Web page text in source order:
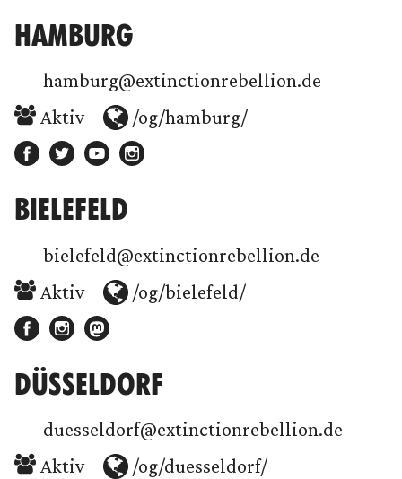
HAMBURG
hamburg@extinctionrebellion.de
Aktiv
/og/hamburg/
BIELEFELD
bielefeld@extinctionrebellion.de
Aktiv
/og/bielefeld/
DÜSSELDORF
duesseldorf@extinctionrebellion.de
Aktiv
/og/duesseldorf/